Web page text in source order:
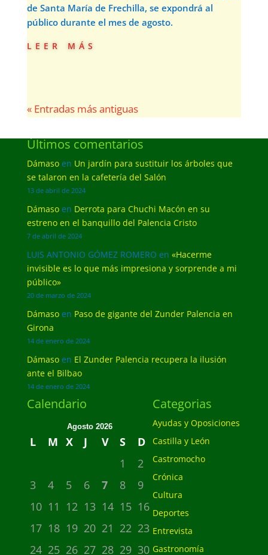
de Santa María de Frechilla, se expondrá al
público durante el mes de agosto.
leer más
« Entradas más antiguas
Últimos comentarios
Dámasoen Un jardín para sustituir los árboles que
se talaron en la cafetería del Salón
13 de abril de 2024
Dámasoen Derrota para Chuchi Macón en su
estreno en el banquillo del Palencia Cristo
7 de abril de 2024
LUIS ANTONIO GÓMEZ ROMERO en «Hacerme
invisible es lo que más impresiona y sorprende a mi
público»
20 de marzo de 2024
Dámasoen Paso de gigante del Zunder Palencia en
Girona
14 de enero de 2024
Dámasoen El Zunder Palencia recupera la ilusión
ante el Bilbao
14 de enero de 2024
Calendario
Agosto 2026
L M X J V S
D
1
2
3
4 5 6 7 8
9
10 11 12 13 14 15 16
17 18 19 20 21 22 23
24 25 26 27 28 29 30
Categorias
Ayudas y Oposiciones
Castilla y León
Castromocho
Crónica
Cultura
Deportes
Entrevista
Gastronomía